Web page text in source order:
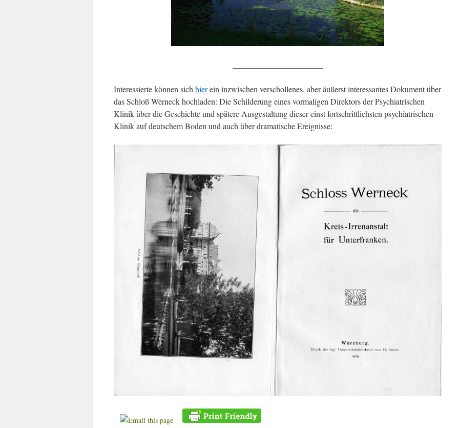
Interessierte können sich hierein inzwischen verschollenes, aber äußerst interessantes Dokument über
das Schloß Werneck hochladen: Die Schilderung eines vormaligen Direktors der Psychiatrischen
Klinik über die Geschichte und spätere Ausgestaltung dieser einst fortschrittlichsten psychiatrischen
Klinik auf deutschem Boden und auch über dramatische Ereignisse: